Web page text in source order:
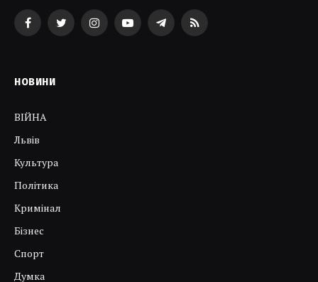
FacebookTwitterInstagramYouTubeTelegramRSS
НОВИНИ
ВІЙНА
Львів
Культура
Політика
Кримінал
Бізнес
Спорт
Думка